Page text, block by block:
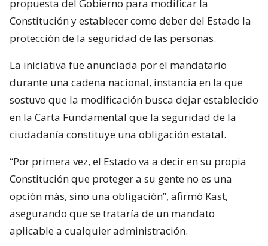
propuesta del Gobierno para modificar la
Constitución y establecer como deber del Estado la
protección de la seguridad de las personas.
La iniciativa fue anunciada por el mandatario
durante una cadena nacional, instancia en la que
sostuvo que la modificación busca dejar establecido
en la Carta Fundamental que la seguridad de la
ciudadanía constituye una obligación estatal.
“Por primera vez, el Estado va a decir en su propia
Constitución que proteger a su gente no es una
opción más, sino una obligación”, afirmó Kast,
asegurando que se trataría de un mandato
aplicable a cualquier administración.